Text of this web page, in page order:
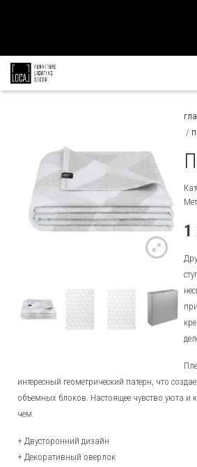
МЕБЕЛЬ
Барные стойки и Столы
Барные стулья
Мягкая мебель
Комоды и Тумбы
Столы
Скамьи
ДЕКОР
Вазы
Пледы
Часы
ОСВЕЩЕНИЕ
Настольное
Напольное
КОЛЛЕКЦИИ
КОНТАКТЫ
/
1
интересный геометрический патерн, что
объемных блоков. Настоящее чувство уюта и
чем.
+ Двусторонний дизайн
+ Декоративный оверлок